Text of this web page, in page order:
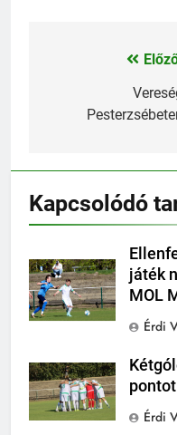
Bejegyzés
navigáció
Kapcsolódó
játék
MOL
Érdi
Érdi